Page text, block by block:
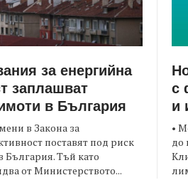
за енергийна
заплашват
в България
в Закона за
поставят под риск
България. Тъй като
от Министерството...
с
и
•
до